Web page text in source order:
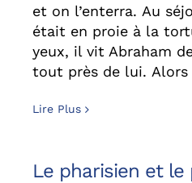
et on l’enterra. Au
était en proie à la
yeux, il vit Abraham
tout près de lui. Alors
Lire Plus
Le pharisien et le